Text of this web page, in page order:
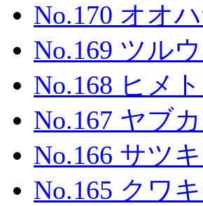
No.170 オオ
No.169 ツル
No.168 ヒメ
No.167 ヤブ
No.166 サツ
No.165 クワ